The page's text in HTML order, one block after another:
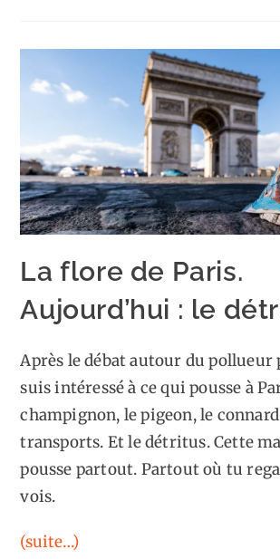
–
d’Estienne
d’Orves
La flore de Paris.
Aujourd’hui : le
Après le débat autour du pollueur
suis intéressé à ce qui pousse à
champignon, le pigeon, le
transports. Et le détritus. Cette
pousse partout. Partout où tu
vois.
(suite…)